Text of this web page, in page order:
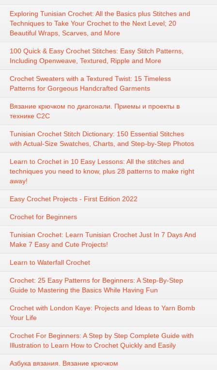
Exploring Tunisian Crochet: All the Basics plus Stitches and
Techniques to Take Your Crochet to the Next Level; 20
Beautiful Wraps, Scarves, and More
100 Quick & Easy Crochet Stitches: Easy Stitch Patterns,
Including Openweave, Textured, Ripple and More
Crochet Sweaters with a Textured Twist: 15 Timeless
Patterns for Gorgeous Handcrafted Garments
Вязание крючком по диагонали. Приемы и проекты в
технике С2С
Tunisian Crochet Stitch Dictionary: 150 Essential Stitches
with Actual-Size Swatches, Charts, and Step-by-Step Photos
Learn to Crochet in 10 Easy Lessons: All the stitches and
techniques you need to know, plus 28 patterns to make right
away!
Easy Crochet Projects - First Edition 2022
Crochet for Beginners
Tunisian Crochet: Learn Tunisian Crochet Just In 7 Days And
Make 7 Easy and Cute Projects!
Learn to Waterfall Crochet
Crochet: 25 Easy Patterns for Beginners: A Step-By-Step
Guide to Mastering the Basics While Having Fun
Crochet with London Kaye: Projects and Ideas to Yarn Bomb
Your Life
Crochet For Beginners: A Step by Step Complete Guide with
Illustration to Learn How to Crochet Quickly and Easily
Азбука вязания. Вязание крючком